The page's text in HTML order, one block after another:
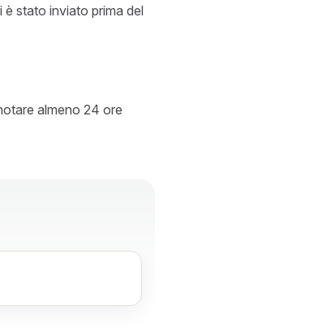
stato inviato prima del
almeno 24 ore